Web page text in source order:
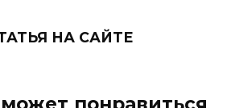
НА САЙТЕ